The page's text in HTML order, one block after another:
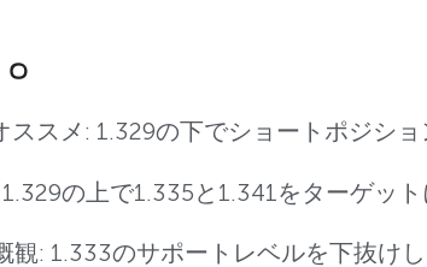
ススメ: 1.329の下でショートポジシ
の上で1.335と1.341をターゲット
観: 1.333のサポートレベルを下抜け